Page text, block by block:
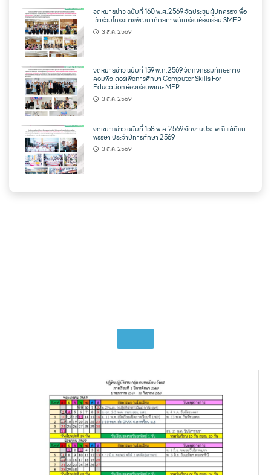
จดหมายข่าว ฉบับที่ 160 พ.ศ.2569 จัดประชุมผู้ปกครองเพื่อ
เข้าร่วมโครงการพัฒนาศักยภาพนักเรียนห้องเรียน SMEP
3 ส.ค. 2569
จดหมายข่าว ฉบับที่ 159 พ.ศ.2569 จัดกิจกรรมทักษะทาง
คอมพิวเตอร์เพื่อการศึกษา Computer Skills For
Education ห้องเรียนพิเศษ MEP
3 ส.ค. 2569
จดหมายข่าว ฉบับที่ 158 พ.ศ.2569 จัดงานประเพณีแห่เทียน
พรรษา ประจำปีการศึกษา 2569
3 ส.ค. 2569